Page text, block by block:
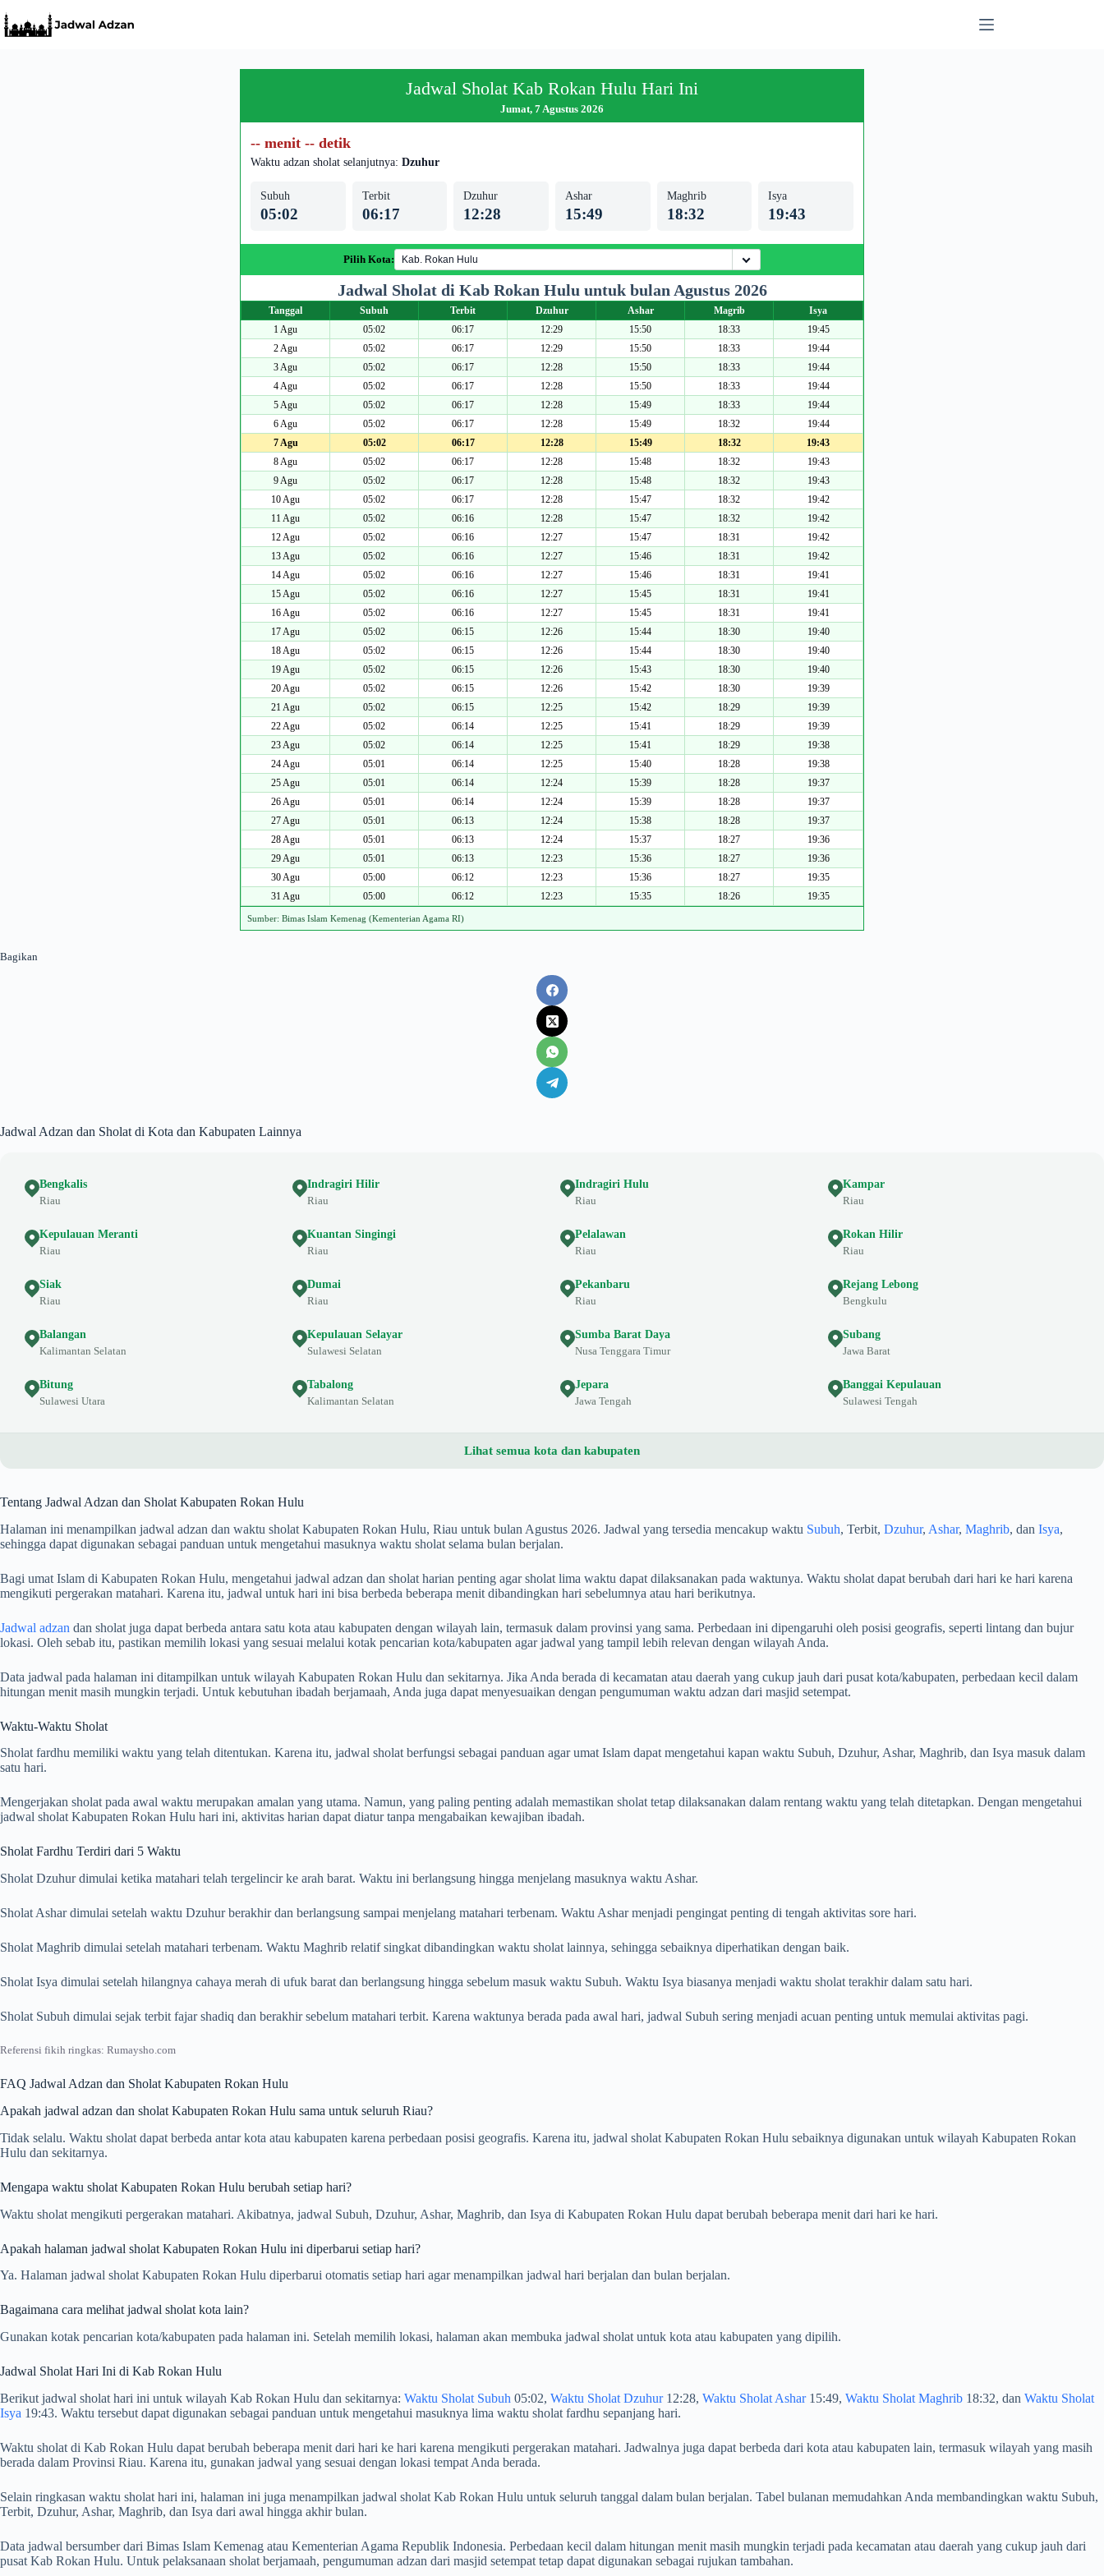
to
content
Jadwal Sholat Kab Rokan Hulu Hari Ini
Jumat, 7 Agustus 2026
-- menit -- detik
Waktu adzan sholat selanjutnya: Dzuhur
Subuh
05:02
Terbit
06:17
Dzuhur
12:28
Ashar
15:49
Maghrib
18:32
Isya
19:43
Pilih Kota:
Jadwal Sholat di Kab Rokan Hulu untuk bulan Agustus 2026
Tanggal Subuh Terbit Dzuhur Ashar Magrib
Isya
1 Agu
05:02 06:17 12:29 15:50 18:33
19:45
2 Agu
05:02 06:17 12:29 15:50 18:33
19:44
3 Agu
05:02 06:17 12:28 15:50 18:33
19:44
4 Agu
05:02 06:17 12:28 15:50 18:33
19:44
5 Agu
05:02 06:17 12:28 15:49 18:33
19:44
6 Agu
05:02 06:17 12:28 15:49 18:32
19:44
7 Agu
05:02 06:17 12:28 15:49 18:32
19:43
8 Agu
05:02 06:17 12:28 15:48 18:32
19:43
9 Agu
05:02 06:17 12:28 15:48 18:32
19:43
10 Agu
05:02 06:17 12:28 15:47 18:32
19:42
11 Agu
05:02 06:16 12:28 15:47 18:32
19:42
12 Agu
05:02 06:16 12:27 15:47 18:31
19:42
13 Agu
05:02 06:16 12:27 15:46 18:31
19:42
14 Agu
05:02 06:16 12:27 15:46 18:31
19:41
15 Agu
05:02 06:16 12:27 15:45 18:31
19:41
16 Agu
05:02 06:16 12:27 15:45 18:31
19:41
17 Agu
05:02 06:15 12:26 15:44 18:30
19:40
18 Agu
05:02 06:15 12:26 15:44 18:30
19:40
19 Agu
05:02 06:15 12:26 15:43 18:30
19:40
20 Agu
05:02 06:15 12:26 15:42 18:30
19:39
21 Agu
05:02 06:15 12:25 15:42 18:29
19:39
22 Agu
05:02 06:14 12:25 15:41 18:29
19:39
23 Agu
05:02 06:14 12:25 15:41 18:29
19:38
24 Agu
05:01 06:14 12:25 15:40 18:28
19:38
25 Agu
05:01 06:14 12:24 15:39 18:28
19:37
26 Agu
05:01 06:14 12:24 15:39 18:28
19:37
27 Agu
05:01 06:13 12:24 15:38 18:28
19:37
28 Agu
05:01 06:13 12:24 15:37 18:27
19:36
29 Agu
05:01 06:13 12:23 15:36 18:27
19:36
30 Agu
05:00 06:12 12:23 15:36 18:27
19:35
31 Agu
05:00 06:12 12:23 15:35 18:26 19:35
Sumber: Bimas Islam Kemenag (Kementerian Agama RI)
Bagikan
Jadwal Adzan dan Sholat di Kota dan Kabupaten Lainnya
Bengkalis
Riau
Indragiri Hilir
Riau
Indragiri Hulu
Riau
Kampar
Riau
Kepulauan Meranti
Riau
Kuantan Singingi
Riau
Pelalawan
Riau
Rokan Hilir
Riau
Siak
Riau
Dumai
Riau
Pekanbaru
Riau
Rejang Lebong
Bengkulu
Balangan
Kalimantan Selatan
Kepulauan Selayar
Sulawesi Selatan
Sumba Barat Daya
Nusa Tenggara Timur
Subang
Jawa Barat
Bitung
Sulawesi Utara
Tabalong
Kalimantan Selatan
Jepara
Jawa Tengah
Banggai Kepulauan
Sulawesi Tengah
Lihat semua kota dan kabupaten
Tentang Jadwal Adzan dan Sholat Kabupaten Rokan Hulu
Halaman ini menampilkan jadwal adzan dan waktu sholat Kabupaten Rokan Hulu, Riau untuk bulan Agustus 2026. Jadwal yang tersedia mencakup waktu Subuh, Terbit, Dzuhur, Ashar, Maghrib, dan Isya,
sehingga dapat digunakan sebagai panduan untuk mengetahui masuknya waktu sholat selama bulan berjalan.
Bagi umat Islam di Kabupaten Rokan Hulu, mengetahui jadwal adzan dan sholat harian penting agar sholat lima waktu dapat dilaksanakan pada waktunya. Waktu sholat dapat berubah dari hari ke hari karena
mengikuti pergerakan matahari. Karena itu, jadwal untuk hari ini bisa berbeda beberapa menit dibandingkan hari sebelumnya atau hari berikutnya.
Jadwal adzan dan sholat juga dapat berbeda antara satu kota atau kabupaten dengan wilayah lain, termasuk dalam provinsi yang sama. Perbedaan ini dipengaruhi oleh posisi geografis, seperti lintang dan bujur
lokasi. Oleh sebab itu, pastikan memilih lokasi yang sesuai melalui kotak pencarian kota/kabupaten agar jadwal yang tampil lebih relevan dengan wilayah Anda.
Data jadwal pada halaman ini ditampilkan untuk wilayah Kabupaten Rokan Hulu dan sekitarnya. Jika Anda berada di kecamatan atau daerah yang cukup jauh dari pusat kota/kabupaten, perbedaan kecil dalam
hitungan menit masih mungkin terjadi. Untuk kebutuhan ibadah berjamaah, Anda juga dapat menyesuaikan dengan pengumuman waktu adzan dari masjid setempat.
Waktu-Waktu Sholat
Sholat fardhu memiliki waktu yang telah ditentukan. Karena itu, jadwal sholat berfungsi sebagai panduan agar umat Islam dapat mengetahui kapan waktu Subuh, Dzuhur, Ashar, Maghrib, dan Isya masuk dalam
satu hari.
Mengerjakan sholat pada awal waktu merupakan amalan yang utama. Namun, yang paling penting adalah memastikan sholat tetap dilaksanakan dalam rentang waktu yang telah ditetapkan. Dengan mengetahui
jadwal sholat Kabupaten Rokan Hulu hari ini, aktivitas harian dapat diatur tanpa mengabaikan kewajiban ibadah.
Sholat Fardhu Terdiri dari 5 Waktu
Sholat Dzuhur dimulai ketika matahari telah tergelincir ke arah barat. Waktu ini berlangsung hingga menjelang masuknya waktu Ashar.
Sholat Ashar dimulai setelah waktu Dzuhur berakhir dan berlangsung sampai menjelang matahari terbenam. Waktu Ashar menjadi pengingat penting di tengah aktivitas sore hari.
Sholat Maghrib dimulai setelah matahari terbenam. Waktu Maghrib relatif singkat dibandingkan waktu sholat lainnya, sehingga sebaiknya diperhatikan dengan baik.
Sholat Isya dimulai setelah hilangnya cahaya merah di ufuk barat dan berlangsung hingga sebelum masuk waktu Subuh. Waktu Isya biasanya menjadi waktu sholat terakhir dalam satu hari.
Sholat Subuh dimulai sejak terbit fajar shadiq dan berakhir sebelum matahari terbit. Karena waktunya berada pada awal hari, jadwal Subuh sering menjadi acuan penting untuk memulai aktivitas pagi.
Referensi fikih ringkas: Rumaysho.com
FAQ Jadwal Adzan dan Sholat Kabupaten Rokan Hulu
Apakah jadwal adzan dan sholat Kabupaten Rokan Hulu sama untuk seluruh Riau?
Tidak selalu. Waktu sholat dapat berbeda antar kota atau kabupaten karena perbedaan posisi geografis. Karena itu, jadwal sholat Kabupaten Rokan Hulu sebaiknya digunakan untuk wilayah Kabupaten Rokan
Hulu dan sekitarnya.
Mengapa waktu sholat Kabupaten Rokan Hulu berubah setiap hari?
Waktu sholat mengikuti pergerakan matahari. Akibatnya, jadwal Subuh, Dzuhur, Ashar, Maghrib, dan Isya di Kabupaten Rokan Hulu dapat berubah beberapa menit dari hari ke hari.
Apakah halaman jadwal sholat Kabupaten Rokan Hulu ini diperbarui setiap hari?
Ya. Halaman jadwal sholat Kabupaten Rokan Hulu diperbarui otomatis setiap hari agar menampilkan jadwal hari berjalan dan bulan berjalan.
Bagaimana cara melihat jadwal sholat kota lain?
Gunakan kotak pencarian kota/kabupaten pada halaman ini. Setelah memilih lokasi, halaman akan membuka jadwal sholat untuk kota atau kabupaten yang dipilih.
Jadwal Sholat Hari Ini di Kab Rokan Hulu
Berikut jadwal sholat hari ini untuk wilayah Kab Rokan Hulu dan sekitarnya: Waktu Sholat Subuh 05:02, Waktu Sholat Dzuhur12:28, Waktu Sholat Ashar15:49, Waktu Sholat Maghrib 18:32, dan Waktu Sholat
Isya 19:43. Waktu tersebut dapat digunakan sebagai panduan untuk mengetahui masuknya lima waktu sholat fardhu sepanjang hari.
Waktu sholat di Kab Rokan Hulu dapat berubah beberapa menit dari hari ke hari karena mengikuti pergerakan matahari. Jadwalnya juga dapat berbeda dari kota atau kabupaten lain, termasuk wilayah yang masih
berada dalam Provinsi Riau. Karena itu, gunakan jadwal yang sesuai dengan lokasi tempat Anda berada.
Selain ringkasan waktu sholat hari ini, halaman ini juga menampilkan jadwal sholat Kab Rokan Hulu untuk seluruh tanggal dalam bulan berjalan. Tabel bulanan memudahkan Anda membandingkan waktu Subuh,
Terbit, Dzuhur, Ashar, Maghrib, dan Isya dari awal hingga akhir bulan.
Data jadwal bersumber dari Bimas Islam Kemenag atau Kementerian Agama Republik Indonesia. Perbedaan kecil dalam hitungan menit masih mungkin terjadi pada kecamatan atau daerah yang cukup jauh dari
pusat Kab Rokan Hulu. Untuk pelaksanaan sholat berjamaah, pengumuman adzan dari masjid setempat tetap dapat digunakan sebagai rujukan tambahan.